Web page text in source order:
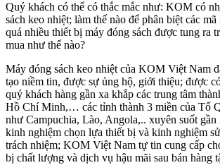
Quý khách có thể có thắc mắc như: KOM có
sách keo nhiệt; làm thế nào để phân biệt các
quá nhiều thiết bị máy đóng sách được tung ra
mua như thế nào?
Máy đóng sách keo nhiệt của KOM Việt Nam
tạo niềm tin, được sự ủng hộ, giới thiệu; được
quý khách hàng gần xa khắp các trung tâm
Hồ Chí Minh,… các tỉnh thành 3 miền của Tổ
như Campuchia, Lào, Angola,.. xuyên suốt
kinh nghiệm chọn lựa thiết bị và kinh nghiệm
trách nhiệm; KOM Việt Nam tự tin cung cấp
bị chất lượng và dịch vụ hậu mãi sau bán hàng